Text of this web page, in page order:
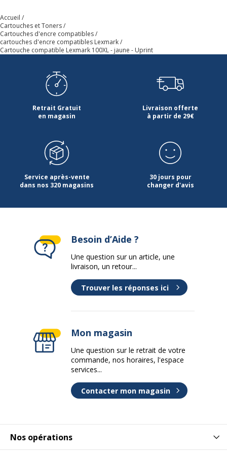
Profondeur emballée
Garantie
Garantie
Garantie commerciale
Accueil
Cartouches et Toners
Cartouches d'encre compatibles
cartouches d'encre compatibles Lexmark
Cartouche compatible Lexmark 100XL - jaune - Uprint
Retrait Gratuit
en magasin
Livraison offerte
à partir de 29€
Service après-vente
dans nos 320 magasins
30 jours pour
changer d'avis
Nos opérations
Besoin d’Aide ?
Une question sur un article, une
livraison, un retour...
Trouver les réponses ici
Mon magasin
Une question sur le retrait de votre
commande, nos horaires, l'espace
services...
Contacter mon magasin